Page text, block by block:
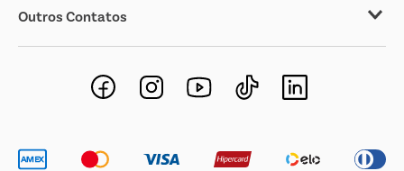
Outros Contatos
Negócios Imobiliários
Novos Fornecedores